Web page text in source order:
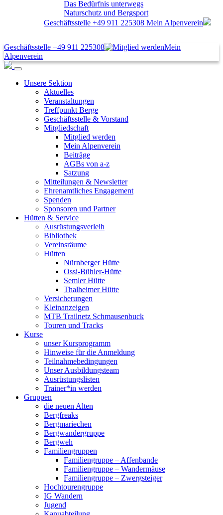
Das Bedürfnis unterwegs
Naturschutz und Bergsport
Geschäftsstelle +49 911 225308 Mein Alpenverein
Geschäftsstelle +49 911 225308
Mein
Alpenverein
Unsere Sektion
Aktuelles
Veranstaltungen
Treffpunkt Berge
Geschäftsstelle & Vorstand
Mitgliedschaft
Mitglied werden
Mein Alpenverein
Beiträge
AGBs von a-z
Satzung
Mitteilungen & Newsletter
Ehrenamtliches Engagement
Spenden
Sponsoren und Partner
Hütten & Service
Ausrüstungsverleih
Bibliothek
Vereinsräume
Hütten
Nürnberger Hütte
Ossi-Bühler-Hütte
Semler Hütte
Thalheimer Hütte
Versicherungen
Kleinanzeigen
MTB Trailnetz Schmausenbuck
Touren und Tracks
Kurse
unser Kursprogramm
Hinweise für die Anmeldung
Teilnahmebedingungen
Unser Ausbildungsteam
Ausrüstungslisten
Trainer*in werden
Gruppen
die neuen Alten
Bergfreaks
Bergmariechen
Bergwandergruppe
Bergweh
Familiengruppen
Familiengruppe – Affenbande
Familiengruppe – Wandermäuse
Familiengruppe – Zwergsteiger
Hochtourengruppe
IG Wandern
Jugend